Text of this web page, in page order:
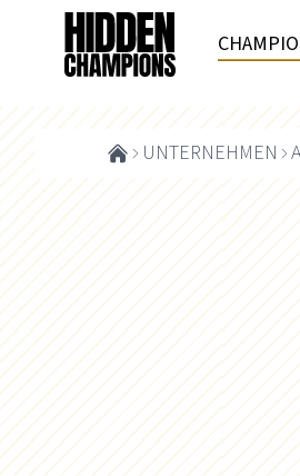
UNTERNEHMEN